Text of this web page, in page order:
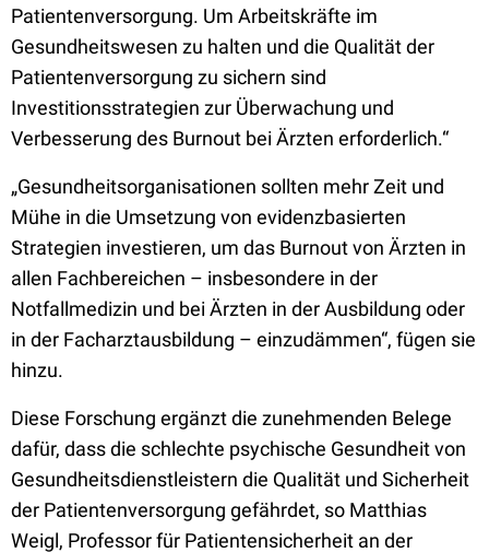
Patientenversorgung. Um Arbeitskräfte im
Gesundheitswesen zu halten und die Qualität der
Patientenversorgung zu sichern sind
Investitionsstrategien zur Überwachung und
Verbesserung des Burnout bei Ärzten erforderlich.“
„Gesundheitsorganisationen sollten mehr Zeit und
Mühe in die Umsetzung von evidenzbasierten
Strategien investieren, um das Burnout von Ärzten in
allen Fachbereichen – insbesondere in der
Notfallmedizin und bei Ärzten in der Ausbildung oder
in der Facharztausbildung – einzudämmen“, fügen sie
hinzu.
Diese Forschung ergänzt die zunehmenden Belege
dafür, dass die schlechte psychische Gesundheit von
Gesundheitsdienstleistern die Qualität und Sicherheit
der Patientenversorgung gefährdet, so Matthias
Weigl, Professor für Patientensicherheit an der